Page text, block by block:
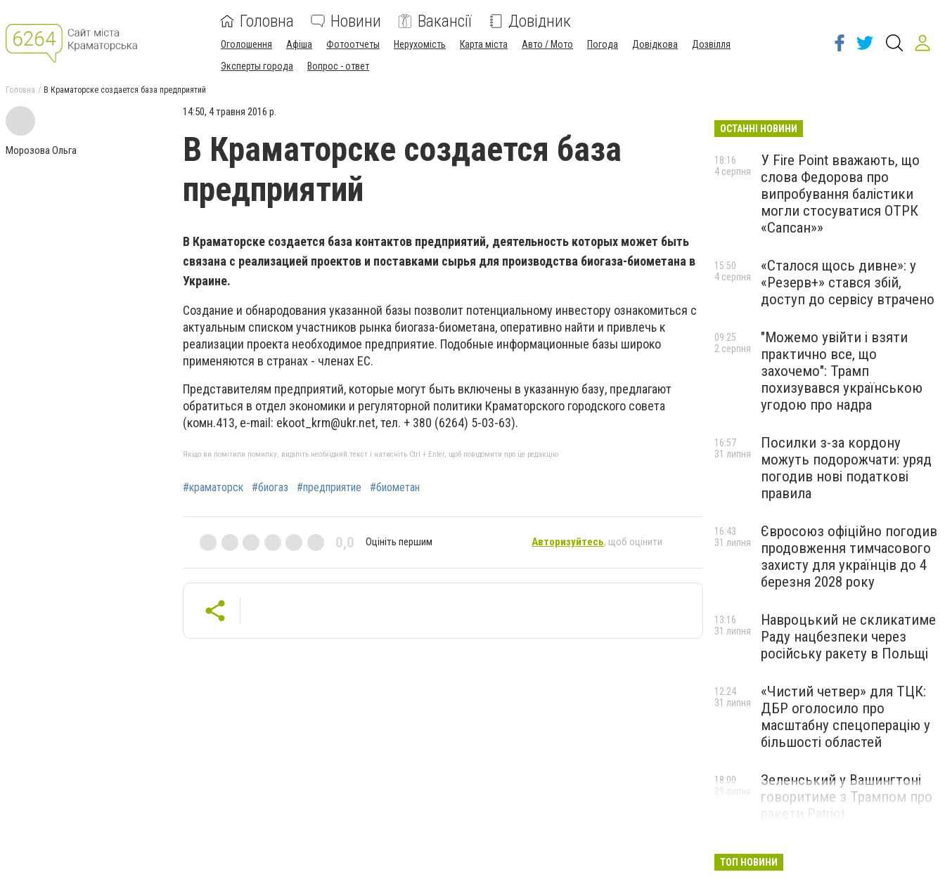
Головна Новини Вакансії Довідник
Оголошення Афіша Фотоотчеты Нерухомість Карта міста Авто / Мото Погода Довідкова
Дозвілля
Эксперты города
Вопрос - ответ
Головна В Краматорске создается база предприятий
Морозова Ольга
14:50, 4 травня 2016 р.
В Краматорске создается база
предприятий
В Краматорске создается база контактов предприятий, деятельность которых может быть
связана с реализацией проектов и поставками сырья для производства биогаза-биометана в
Украине.
Создание и обнародования указанной базы позволит потенциальному инвестору ознакомиться с
актуальным списком участников рынка биогаза-биометана, оперативно найти и привлечь к
реализации проекта необходимое предприятие. Подобные информационные базы широко
применяются в странах - членах ЕС.
Представителям предприятий, которые могут быть включены в указанную базу, предлагают
обратиться в отдел экономики и регуляторной политики Краматорского городского совета
(комн.413, e-mail: ekoot_krm@ukr.net, тел. + 380 (6264) 5-03-63).
Якщо ви помітили помилку, виділіть необхідний текст і натисніть Ctrl + Enter, щоб повідомити про це редакцію
#краматорск #биогаз #предприятие #биометан
0,0 Оцініть першим Авторизуйтесь, щоб оцінити
ОСТАННІ НОВИНИ
У Fire Point вважають, що
слова Федорова про
випробування балістики
могли стосуватися ОТРК
«Сапсан»»
18:16
4 серпня
«Сталося щось дивне»: у
«Резерв+» стався збій,
доступ до сервісу втрачено
15:50
4 серпня
"Можемо увійти і взяти
практично все, що
захочемо": Трамп
похизувався українською
угодою про надра
09:25
2 серпня
Посилки з-за кордону
можуть подорожчати: уряд
погодив нові податкові
правила
16:57
31 липня
Євросоюз офіційно погодив
продовження тимчасового
захисту для українців до 4
березня 2028 року
16:43
31 липня
Навроцький не скликатиме
Раду нацбезпеки через
російську ракету в Польщі
13:16
31 липня
«Чистий четвер» для ТЦК:
ДБР оголосило про
масштабну спецоперацію у
більшості областей
12:24
31 липня
Зеленський у Вашингтоні
говоритиме з Трампом про
ракети Patriot
18:00
29 липня
ТОП НОВИНИ